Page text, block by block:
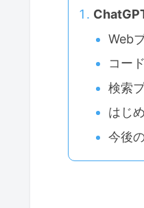
Web
コー
検索
はじ
今後